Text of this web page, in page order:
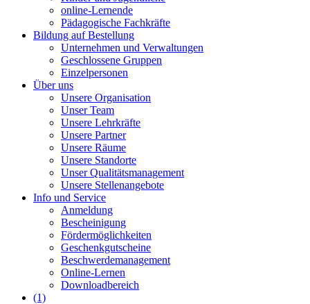
online-Lernende
Pädagogische Fachkräfte
Bildung auf Bestellung
Unternehmen und Verwaltungen
Geschlossene Gruppen
Einzelpersonen
Über uns
Unsere Organisation
Unser Team
Unsere Lehrkräfte
Unsere Partner
Unsere Räume
Unsere Standorte
Unser Qualitätsmanagement
Unsere Stellenangebote
Info und Service
Anmeldung
Bescheinigung
Fördermöglichkeiten
Geschenkgutscheine
Beschwerdemanagement
Online-Lernen
Downloadbereich
(1)